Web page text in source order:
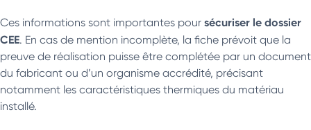
Ces informations sont importantes pour sécuriser le dossier
CEE. En cas de mention incomplète, la fiche prévoit que la
preuve de réalisation puisse être complétée par un document
du fabricant ou d’un organisme accrédité, précisant
notamment les caractéristiques thermiques du matériau
installé.